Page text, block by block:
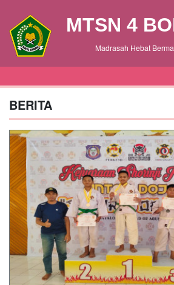
MTSN 4
Madrasah Hebat
BERITA